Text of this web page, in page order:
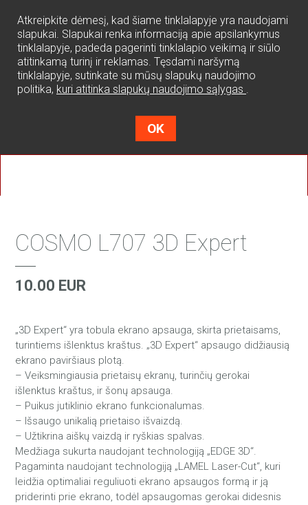
Atkreipkite dėmesį, kad šiame tinklalapyje yra naudojami
slapukai. Slapukai renka informaciją apie apsilankymus
tinklalapyje, padeda pagerinti tinklalapio veikimą ir siūlo
atitinkamą turinį ir reklamas. Tęsdami naršymą
tinklalapyje, sutinkate su mūsų slapukų naudojimo
politika, kuri atitinka slapukų naudojimo sąlygas .
OK
0
COSMO L707 3D Expert
10.00 EUR
„3D Expert“ yra tobula ekrano apsauga, skirta prietaisams,
turintiems išlenktus kraštus. „3D Expert“ apsaugo didžiausią
ekrano paviršiaus plotą.
– Veiksmingiausia prietaisų ekranų, turinčių gerokai
išlenktus kraštus, ir šonų apsauga.
– Puikus jutiklinio ekrano funkcionalumas.
– Išsaugo unikalią prietaiso išvaizdą.
– Užtikrina aiškų vaizdą ir ryškias spalvas.
Medžiaga sukurta naudojant technologiją „EDGE 3D“.
Pagaminta naudojant technologiją „LAMEL Laser-Cut“, kuri
leidžia optimaliai reguliuoti ekrano apsaugos formą ir ją
priderinti prie ekrano, todėl apsaugomas gerokai didesnis